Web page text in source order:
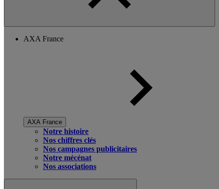
AXA France
AXA France
Notre histoire
Nos chiffres clés
Nos campagnes publicitaires
Notre mécénat
Nos associations